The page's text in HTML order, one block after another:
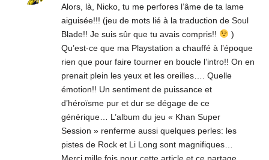
Alors, là, Nicko, tu me perfores l’âme de ta lame
aiguisée!!! (jeu de mots lié à la traduction de Soul
Blade!! Je suis sûr que tu avais compris!!
)
Qu’est-ce que ma Playstation a chauffé à l’époque
rien que pour faire tourner en boucle l’intro!! On en
prenait plein les yeux et les oreilles…. Quelle
émotion!! Un sentiment de puissance et
d’héroïsme pur et dur se dégage de ce
générique… L’album du jeu « Khan Super
Session » renferme aussi quelques perles: les
pistes de Rock et Li Long sont magnifiques…
Merci mille fois pour cette article et ce partage,